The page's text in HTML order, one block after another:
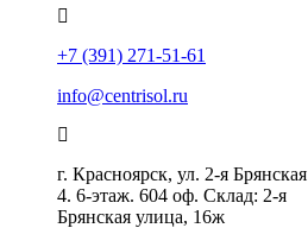
+7 (391) 271-51-61
info@centrisol.ru
г. Красноярск, ул. 2-я Брянская
4. 6-этаж. 604 оф. Склад: 2-я
Брянская улица, 16ж